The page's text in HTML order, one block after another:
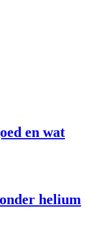
en wat
helium